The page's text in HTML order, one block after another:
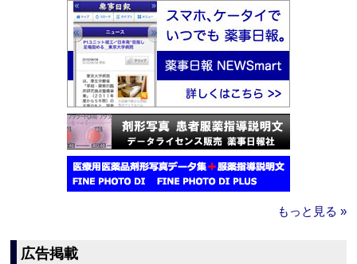
もっと見る »
広告掲載